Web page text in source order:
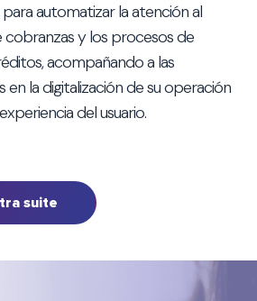
automatizar la atención al
cobranzas y los procesos de
acompañando a las
en la digitalización de su operación
del usuario.
suite